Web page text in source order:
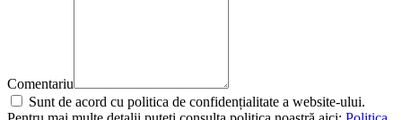
Comentariu
Sunt de acord cu politica de confidențialitate a website-ului.